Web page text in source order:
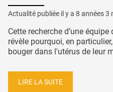
Actualité publiée il y a 8 années 3
Cette recherche d’une
révèle pourquoi, en
bouger dans l'utérus de leur
LIRE LA SUITE